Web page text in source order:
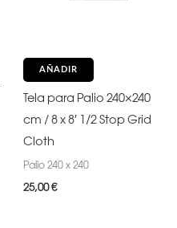
AÑADIR
Tela para Palio 240×240
cm / 8 x 8′ 1/2 Stop Grid
Cloth
Palio 240 x 240
25,00€